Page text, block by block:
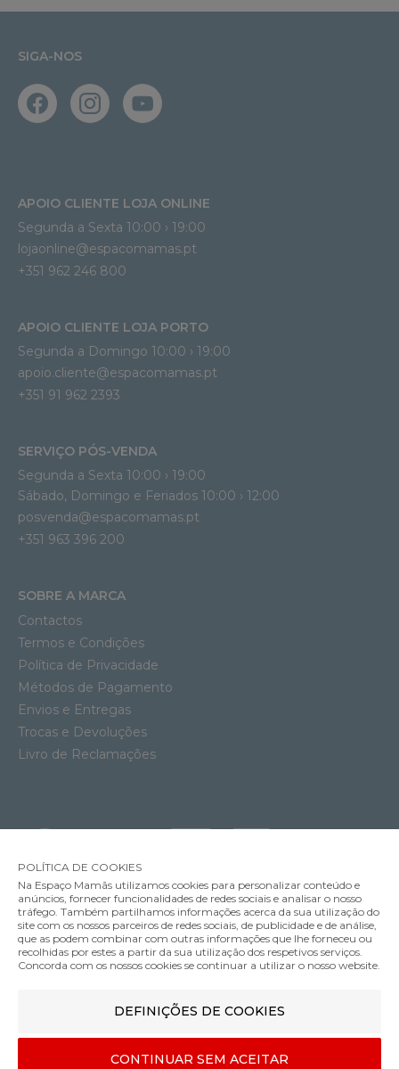
SIGA-NOS
APOIO CLIENTE LOJA ONLINE
Segunda a Sexta 10:00 › 19:00
lojaonline@espacomamas.pt
+351 962 246 800
APOIO CLIENTE LOJA PORTO
Segunda a Domingo 10:00 › 19:00
apoio.cliente@espacomamas.pt
+351 91 962 2393
SERVIÇO PÓS-VENDA
Segunda a Sexta 10:00 › 19:00
Sábado, Domingo e Feriados 10:00 › 12:00
posvenda@espacomamas.pt
+351 963 396 200
SOBRE A MARCA
Contactos
Termos e Condições
Política de Privacidade
Métodos de Pagamento
Envios e Entregas
Trocas e Devoluções
Livro de Reclamações
MÉTODOS DE ENVIO
MÉTODOS DE PAGAMENTO
POLÍTICA DE COOKIES
Na Espaço Mamãs utilizamos cookies para personalizar conteúdo e
anúncios, fornecer funcionalidades de redes sociais e analisar o nosso
tráfego. Também partilhamos informações acerca da sua utilização do
site com os nossos parceiros de redes sociais, de publicidade e de análise,
que as podem combinar com outras informações que lhe forneceu ou
recolhidas por estes a partir da sua utilização dos respetivos serviços.
Concorda com os nossos cookies se continuar a utilizar o nosso website.
DEFINIÇÕES DE COOKIES
CONTINUAR SEM ACEITAR